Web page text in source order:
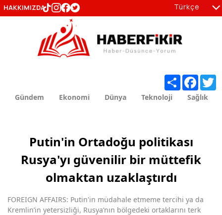
Gündem Ekonomi Dünya Teknoloji Sağlık
Putin'in Ortadoğu politikası
Rusya'yı güvenilir bir müttefik
olmaktan uzaklaştırdı
FOREIGN AFFAIRS: Putin'in müdahale etmeme tercihi ya da
Kremlin’in yetersizliği, Rusya’nın bölgedeki ortaklarını terk
Share
Türkçe
en
HAKKIMIZDA